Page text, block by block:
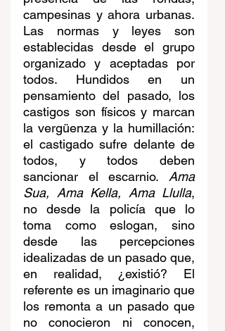
campesinas y ahora urbanas.
Las normas y leyes son
establecidas desde el grupo
organizado y aceptadas por
todos. Hundidos en un
pensamiento del pasado, los
castigos son físicos y marcan
la vergüenza y la humillación:
el castigado sufre delante de
todos, y todos deben
sancionar el escarnio. Ama
Sua, Ama Kella, Ama Llulla,
no desde la policía que lo
toma como eslogan, sino
desde las percepciones
idealizadas de un pasado que,
en realidad, ¿existió? El
referente es un imaginario que
los remonta a un pasado que
no conocieron ni conocen,